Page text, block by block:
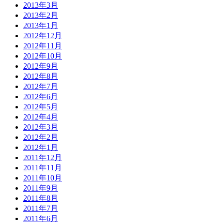
2013年3月
2013年2月
2013年1月
2012年12月
2012年11月
2012年10月
2012年9月
2012年8月
2012年7月
2012年6月
2012年5月
2012年4月
2012年3月
2012年2月
2012年1月
2011年12月
2011年11月
2011年10月
2011年9月
2011年8月
2011年7月
2011年6月